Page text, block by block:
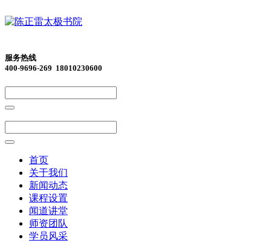
服务热线
400-9696-269 18010230600
首页
关于我们
新闻动态
课程设置
闻道讲堂
师资团队
学员风采